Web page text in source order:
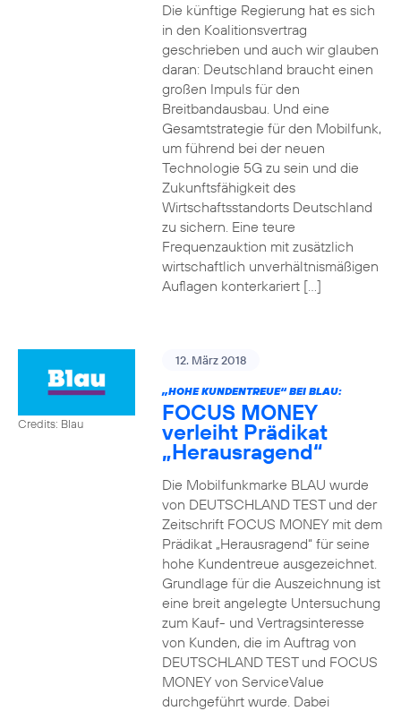
Die künftige Regierung hat es sich
in den Koalitionsvertrag
geschrieben und auch wir glauben
daran: Deutschland braucht einen
großen Impuls für den
Breitbandausbau. Und eine
Gesamtstrategie für den Mobilfunk,
um führend bei der neuen
Technologie 5G zu sein und die
Zukunftsfähigkeit des
Wirtschaftsstandorts Deutschland
zu sichern. Eine teure
Frequenzauktion mit zusätzlich
wirtschaftlich unverhältnismäßigen
Auflagen konterkariert […]
Credits: Blau
12. März 2018
„HOHE KUNDENTREUE“ BEI BLAU:
FOCUS MONEY
verleiht Prädikat
„Herausragend“
Die Mobilfunkmarke BLAU wurde
von DEUTSCHLAND TEST und der
Zeitschrift FOCUS MONEY mit dem
Prädikat „Herausragend“ für seine
hohe Kundentreue ausgezeichnet.
Grundlage für die Auszeichnung ist
eine breit angelegte Untersuchung
zum Kauf- und Vertragsinteresse
von Kunden, die im Auftrag von
DEUTSCHLAND TEST und FOCUS
MONEY von ServiceValue
durchgeführt wurde. Dabei